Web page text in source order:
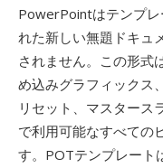
PowerPointはテンプ
れた新しい無題ドキュ
されません。この形式
め込みグラフィックス
リセット、マスタース
で利用可能なすべての
す。POTテンプレート